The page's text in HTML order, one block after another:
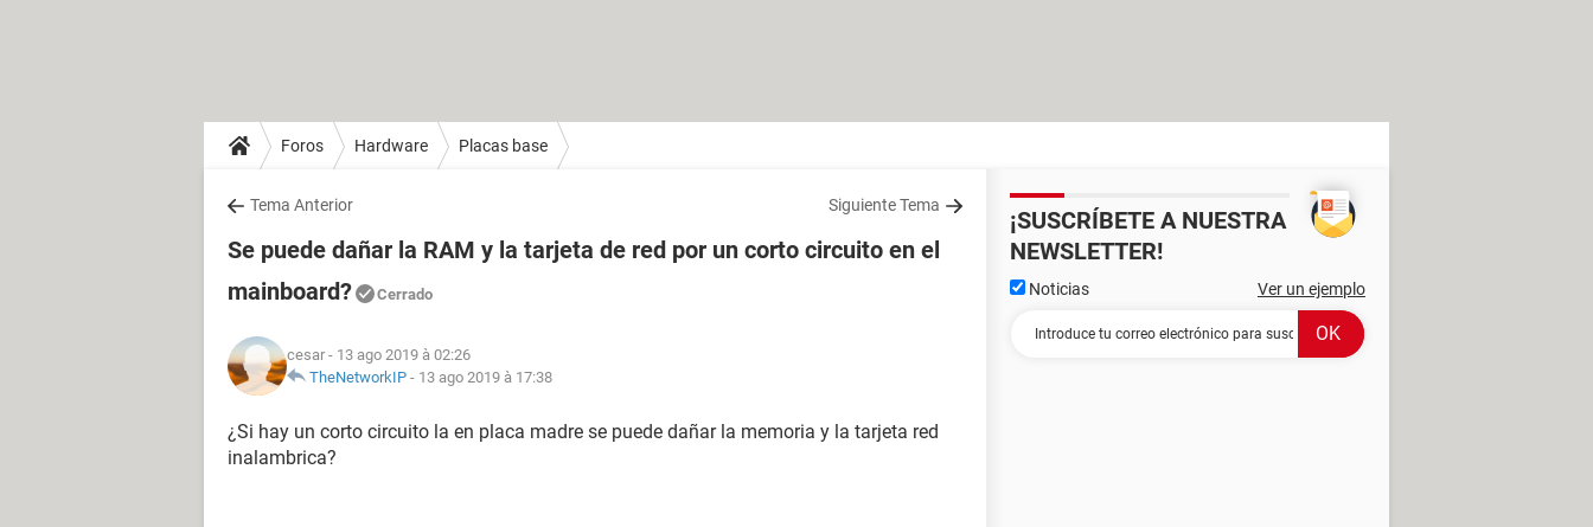
Foros Hardware Placas base
Tema Anterior Siguiente Tema
Se puede dañar la RAM y la tarjeta de red por un corto circuito en el
mainboard?
Cerrado
cesar - 13 ago 2019 à 02:26
TheNetworkIP - 13 ago 2019 à 17:38
¿Si hay un corto circuito la en placa madre se puede dañar la memoria y la tarjeta red
inalambrica?
¡SUSCRÍBETE A NUESTRA
NEWSLETTER!
Noticias Ver un ejemplo